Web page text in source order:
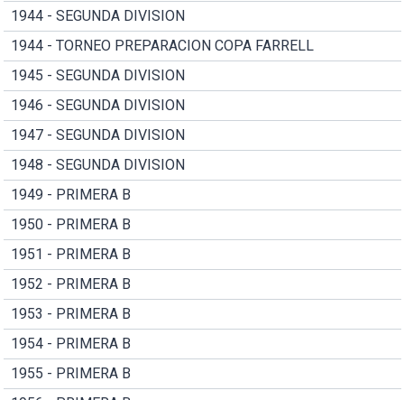
1944 - SEGUNDA DIVISION
1944 - TORNEO PREPARACION COPA FARRELL
1945 - SEGUNDA DIVISION
1946 - SEGUNDA DIVISION
1947 - SEGUNDA DIVISION
1948 - SEGUNDA DIVISION
1949 - PRIMERA B
1950 - PRIMERA B
1951 - PRIMERA B
1952 - PRIMERA B
1953 - PRIMERA B
1954 - PRIMERA B
1955 - PRIMERA B